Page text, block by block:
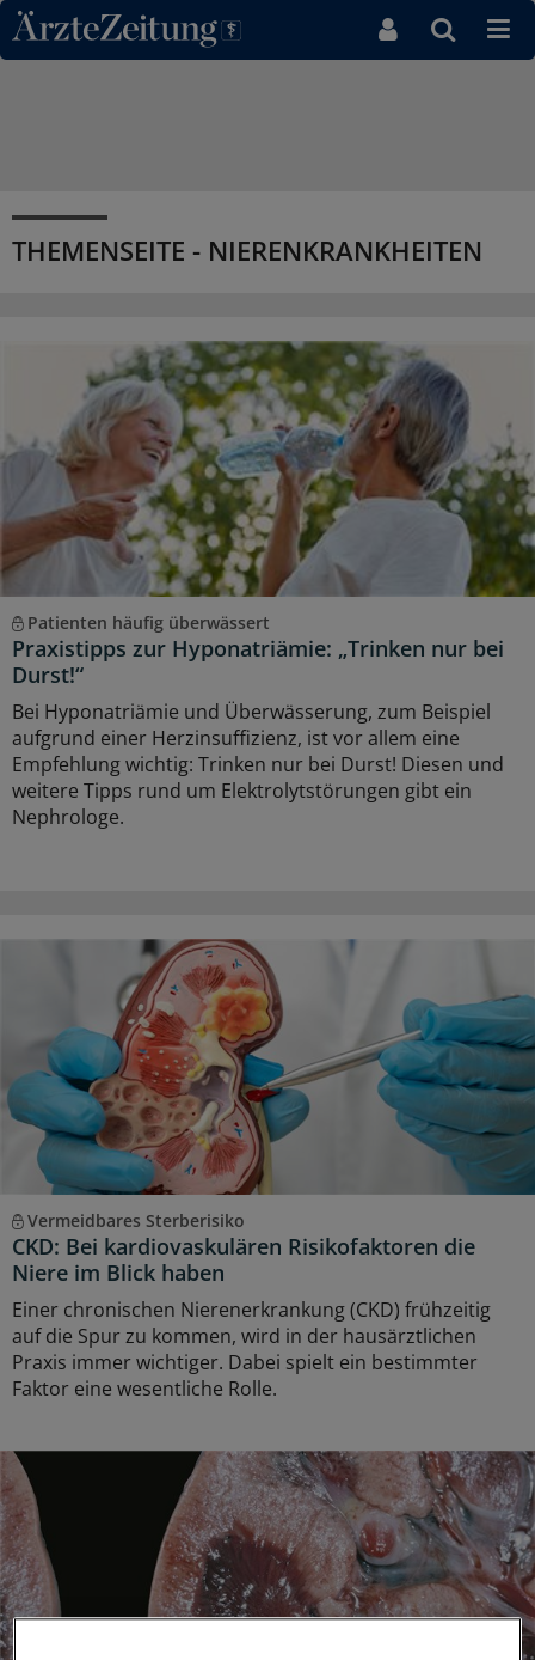
Direkt zum Inhaltsbereich
THEMENSEITE - NIERENKRANKHEITEN
Patienten häufig überwässert
Praxistipps zur Hyponatriämie: „Trinken nur bei
Durst!“
Bei Hyponatriämie und Überwässerung, zum Beispiel
aufgrund einer Herzinsuffizienz, ist vor allem eine
Empfehlung wichtig: Trinken nur bei Durst! Diesen und
weitere Tipps rund um Elektrolytstörungen gibt ein
Nephrologe.
Vermeidbares Sterberisiko
CKD: Bei kardiovaskulären Risikofaktoren die
Niere im Blick haben
Einer chronischen Nierenerkrankung (CKD) frühzeitig
auf die Spur zu kommen, wird in der hausärztlichen
Praxis immer wichtiger. Dabei spielt ein bestimmter
Faktor eine wesentliche Rolle.